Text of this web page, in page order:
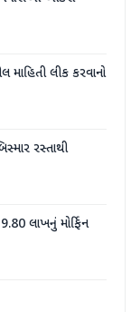
માહિતી લીક કરવાનો
રસ્તાથી
લાખનું મોર્ફિન